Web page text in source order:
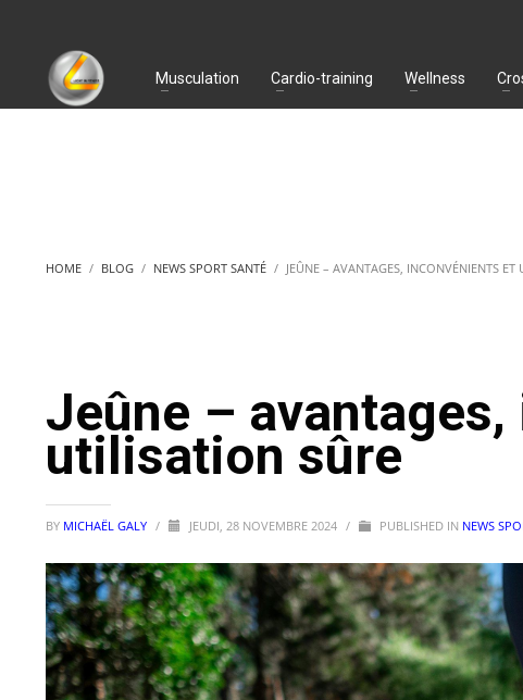
Musculation Cardio-training Wellness
HOME BLOG NEWS SPORT SANTÉ JEÛNE – AVANTAGES, INCONVÉNIENTS ET
Jeûne –
utilisation sûre
BY MICHAËL GALY / JEUDI, 28 NOVEMBRE 2024 / PUBLISHED IN NEWS